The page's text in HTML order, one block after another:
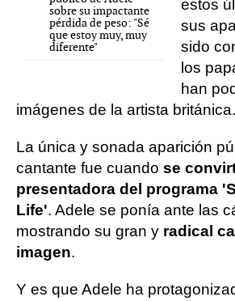
sobre su impactante
pérdida de peso: "Sé
que estoy muy, muy
diferente"
estos
sus
sido
los
han
imágenes de la artista británica.
La única y sonada aparición
cantante fue cuando se
presentadora del programa
Life'. Adele se ponía ante las
mostrando su gran y radical
imagen.
Y es que Adele ha